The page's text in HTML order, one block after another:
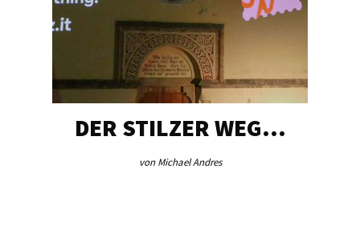
DER STILZER WEG…
von Michael Andres